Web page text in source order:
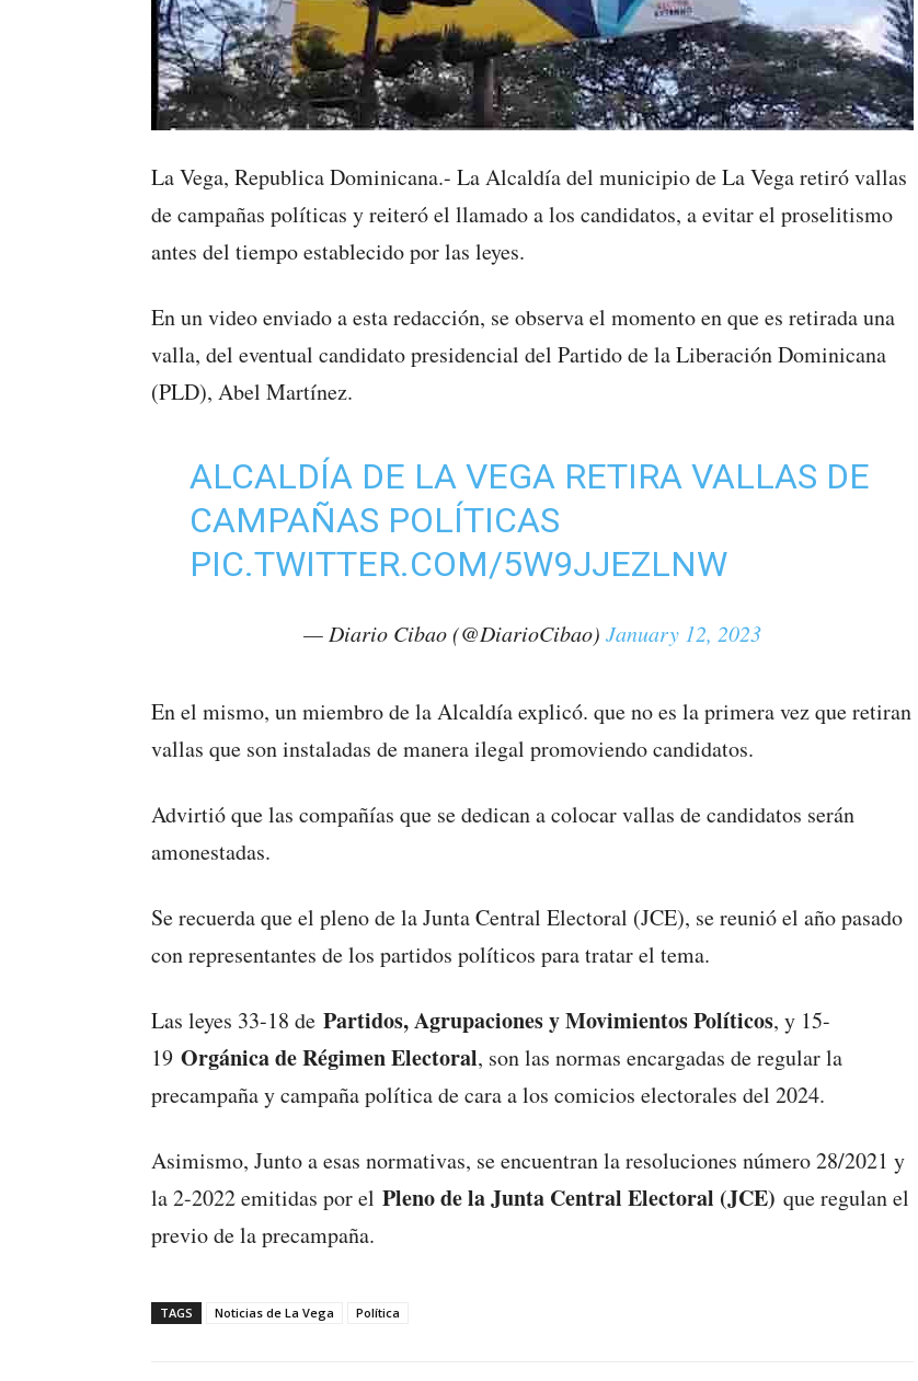
La Vega, Republica Dominicana.- La Alcaldía del municipio de La Vega retiró vallas
de campañas políticas y reiteró el llamado a los candidatos, a evitar el proselitismo
antes del tiempo establecido por las leyes.
En un video enviado a esta redacción, se observa el momento en que es retirada una
valla, del eventual candidato presidencial del Partido de la Liberación Dominicana
(PLD), Abel Martínez.
ALCALDÍA DE LA VEGA RETIRA VALLAS DE
CAMPAÑAS POLÍTICAS
PIC.TWITTER.COM/5W9JJEZLNW
— Diario Cibao (@DiarioCibao) January 12, 2023
En el mismo, un miembro de la Alcaldía explicó. que no es la primera vez que retiran
vallas que son instaladas de manera ilegal promoviendo candidatos.
Advirtió que las compañías que se dedican a colocar vallas de candidatos serán
amonestadas.
Se recuerda que el pleno de la Junta Central Electoral (JCE), se reunió el año pasado
con representantes de los partidos políticos para tratar el tema.
Las leyes 33-18 de Partidos, Agrupaciones y Movimientos Políticos, y 15-
19 Orgánica de Régimen Electoral, son las normas encargadas de regular la
precampaña y campaña política de cara a los comicios electorales del 2024.
Asimismo, Junto a esas normativas, se encuentran la resoluciones número 28/2021 y
la 2-2022 emitidas por el Pleno de la Junta Central Electoral (JCE) que regulan el
previo de la precampaña.
TAGS Noticias de La Vega Política